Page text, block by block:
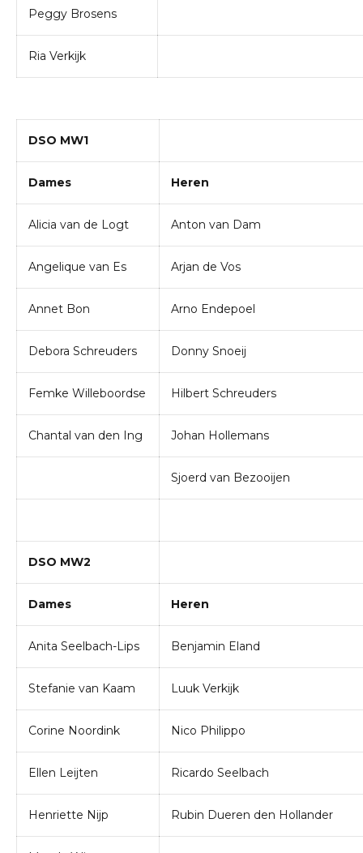
Peggy Brosens
Ria Verkijk
DSO MW1
Dames Heren
Alicia van de Logt Anton van Dam
Angelique van Es Arjan de Vos
Annet Bon Arno Endepoel
Debora Schreuders Donny Snoeij
Femke Willeboordse Hilbert Schreuders
Chantal van den Ing Johan Hollemans
Sjoerd van Bezooijen
DSO MW2
Dames Heren
Anita Seelbach-Lips Benjamin Eland
Stefanie van Kaam Luuk Verkijk
Corine Noordink Nico Philippo
Ellen Leijten Ricardo Seelbach
Henriette Nijp Rubin Dueren den Hollander